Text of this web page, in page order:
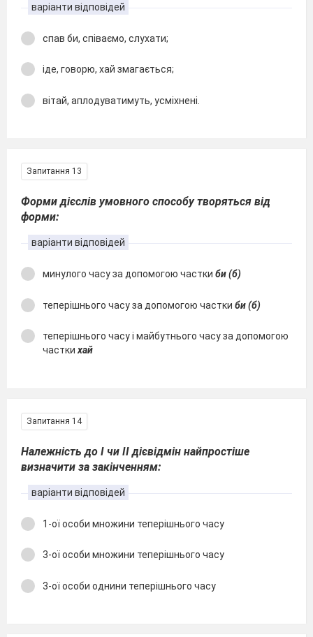
варіанти відповідей
спав би, співаємо, слухати;
іде, говорю, хай змагається;
вітай, аплодуватимуть, усміхнені.
Запитання 13
Форми дієслів умовного способу творяться від
форми:
варіанти відповідей
минулого часу за допомогою частки би (б)
теперішнього часу за допомогою частки би (б)
теперішнього часу і майбутнього часу за допомогою
частки хай
Запитання 14
Належність до І чи ІІ дієвідмін найпростіше
визначити за закінченням:
варіанти відповідей
1-ої особи множини теперішнього часу
3-ої особи множини теперішнього часу
3-ої особи однини теперішнього часу